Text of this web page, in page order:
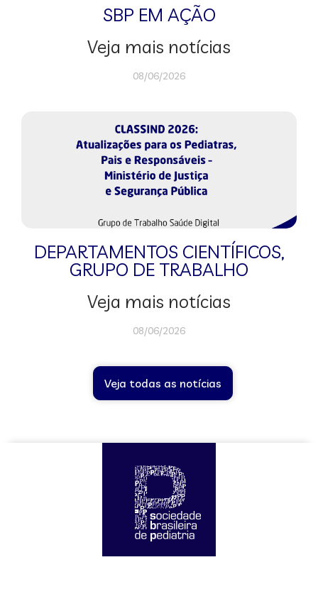
SBP EM AÇÃO
Veja mais notícias
08/06/2026
DEPARTAMENTOS CIENTÍFICOS,
GRUPO DE TRABALHO
Veja mais notícias
08/06/2026
Veja todas as notícias